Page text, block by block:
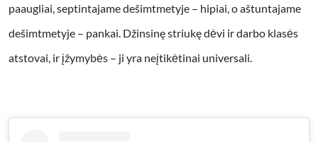
paaugliai, septintajame dešimtmetyje – hipiai, o aštuntajame
dešimtmetyje – pankai. Džinsinę striukę dėvi ir darbo klasės
atstovai, ir įžymybės – ji yra neįtikėtinai universali.